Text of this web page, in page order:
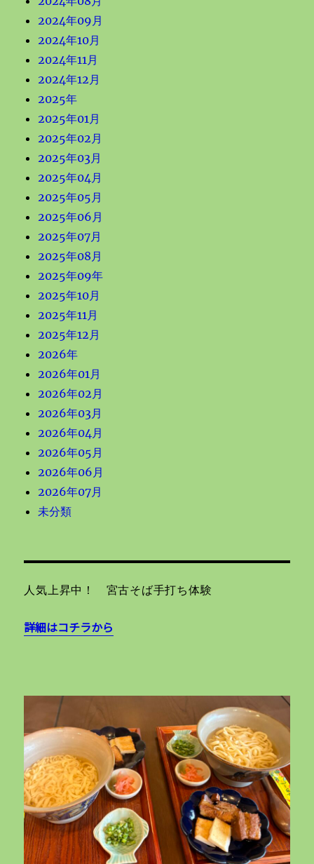
2024年09月
2024年10月
2024年11月
2024年12月
2025年
2025年01月
2025年02月
2025年03月
2025年04月
2025年05月
2025年06月
2025年07月
2025年08月
2025年09年
2025年10月
2025年11月
2025年12月
2026年
2026年01月
2026年02月
2026年03月
2026年04月
2026年05月
2026年06月
2026年07月
未分類
人気上昇中！ 宮古そば手打ち体験
詳細はコチラから